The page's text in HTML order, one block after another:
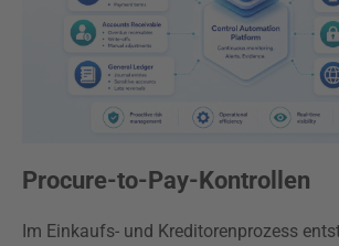
Procure-to-Pay-Kontrollen
Im Einkaufs- und Kreditorenprozess